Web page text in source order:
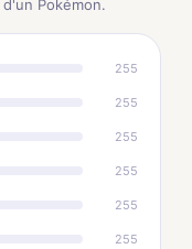
Pokémon.
255
255
255
255
255
255